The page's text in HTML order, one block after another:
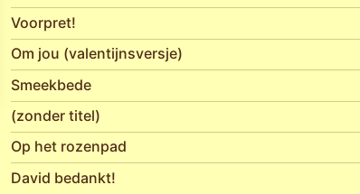
Voorpret!
Om jou (valentijnsversje)
Smeekbede
(zonder titel)
Op het rozenpad
David bedankt!